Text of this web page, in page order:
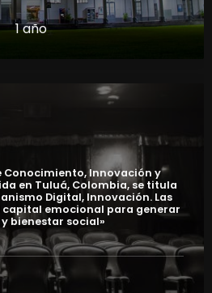
1 año
Conocimiento, Innovación y
en Tuluá, Colombia, se titula
Digital, Innovación. Las
capital emocional para generar
bienestar social»